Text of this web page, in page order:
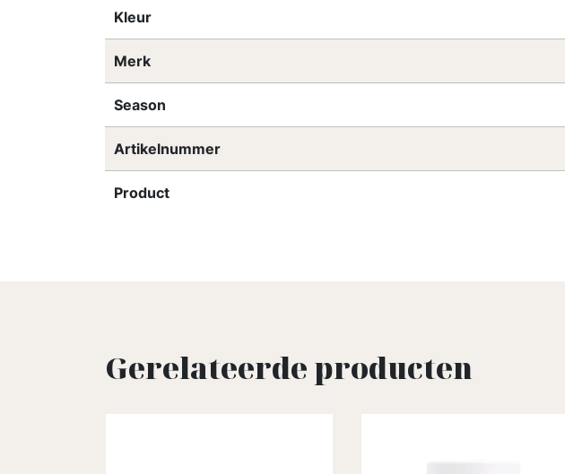
Kleur
Merk
Season
Artikelnummer
Product
Gerelateerde producten